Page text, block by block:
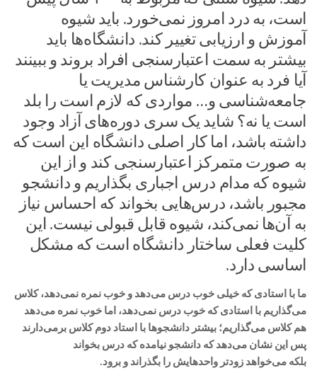
است، به درد امروز نمی‌خورد. باید شیوه
آموزش و ارزیابی تغییر کند. دانشگاه‌ها باید
بیشتر به سمت اعتبارسنجی افراد بروند و ببینند
آیا فرد به عنوان کارشناس مدیریت یا
جامعه‌شناسی و… مواردی که لازم است را بلد
است یا نه؟ شاید یک سری دوره‌های آزاد وجود
داشته باشد، اما کار اصلی دانشگاه این است که
به صورت متمرکز اعتبارسنجی کند و از این
شیوه که مدام درس اجباری بگذاریم و دانشجو
مجبور باشد، درس‌هایی بخواند که احساس نیاز
به آن‌ها نمی‌کند، شیوه قابل قبولی نیست. این
کلیت فعلی ساختار دانشگاه است که مشکل
اساسی دارد.
ما با استادی که خیلی خوب درس می‌دهد و خوب نمره نمی‌دهد، کلاس
می‌گذاریم با استادی که خوب درس نمی‌دهد، اما خوب نمره می‌دهد
هم کلاس می‌گذاریم؛ بیشتر دانشجوها با استاد دوم کلاس برمی‌دارند
پس این نشان می‌دهد که دانشجو نیامده که درس بخواند
بلکه می‌خواهد زودتر واحدهایش را بگذراند و برود.